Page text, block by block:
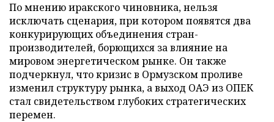
По мнению иракского чиновника, нельзя
исключать сценария, при котором появятся два
конкурирующих объединения стран-
производителей, борющихся за влияние на
мировом энергетическом рынке. Он также
подчеркнул, что кризис в Ормузском проливе
изменил структуру рынка, а выход ОАЭ из ОПЕК
стал свидетельством глубоких стратегических
перемен.